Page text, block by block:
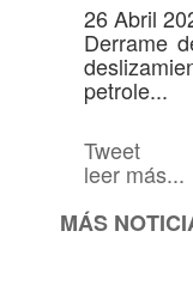
26 Abril
Derrame
petrole...
Tweet
leer más...
MÁS